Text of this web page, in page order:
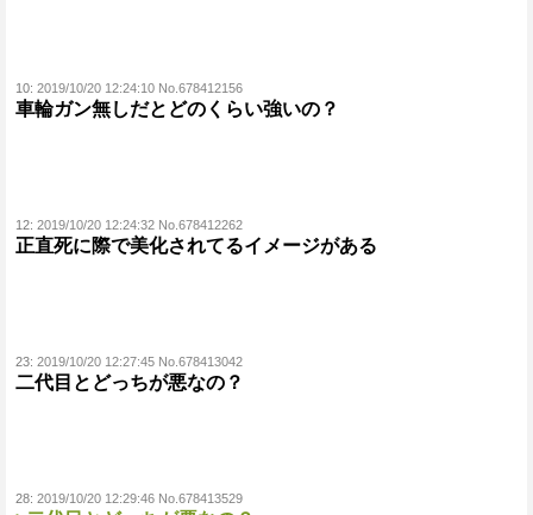
10: 2019/10/20 12:24:10 No.678412156
車輪ガン無しだとどのくらい強いの？
12: 2019/10/20 12:24:32 No.678412262
正直死に際で美化されてるイメージがある
23: 2019/10/20 12:27:45 No.678413042
二代目とどっちが悪なの？
28: 2019/10/20 12:29:46 No.678413529